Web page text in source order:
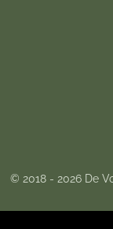
© 2018 - 2026 De